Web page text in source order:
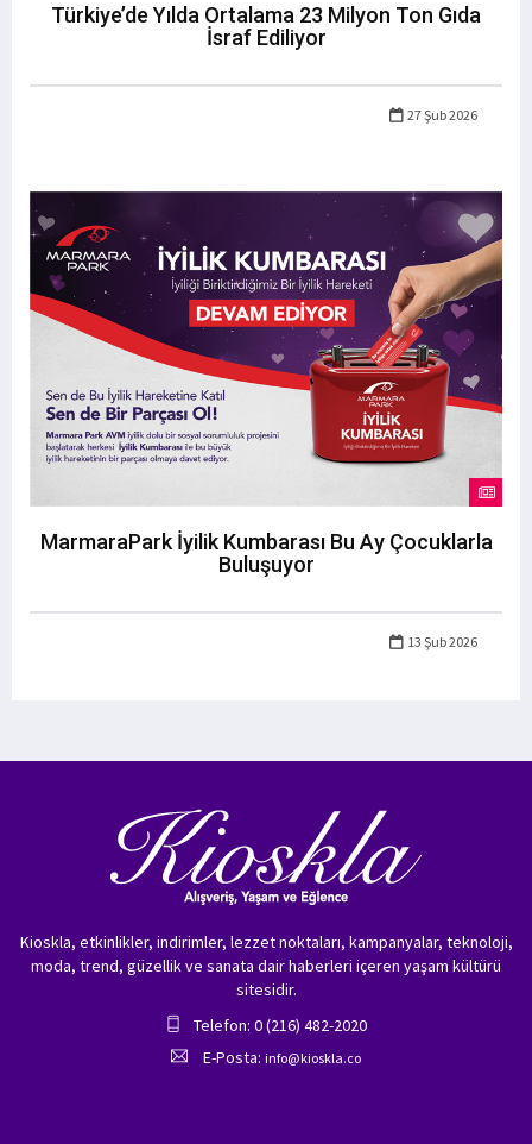
Türkiye’de Yılda Ortalama 23 Milyon Ton Gıda
İsraf Ediliyor
27 Şub 2026
MarmaraPark İyilik Kumbarası Bu Ay Çocuklarla
Buluşuyor
13 Şub 2026
Kioskla, etkinlikler, indirimler, lezzet noktaları, kampanyalar, teknoloji,
moda, trend, güzellik ve sanata dair haberleri içeren yaşam kültürü
sitesidir.
Telefon: 0 (216) 482-2020
E-Posta: info@kioskla.co